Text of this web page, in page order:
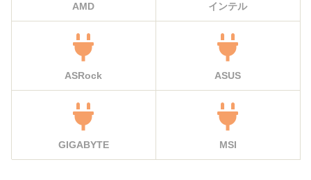
AMD インテル
ASRock ASUS
GIGABYTE MSI